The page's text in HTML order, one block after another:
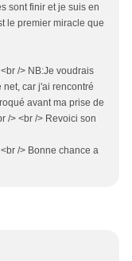
sont finir et je suis en
le premier miracle que
/> NB:Je voudrais
car j'ai rencontré
avant ma prise de
/> <br /> Revoici son
/> Bonne chance a